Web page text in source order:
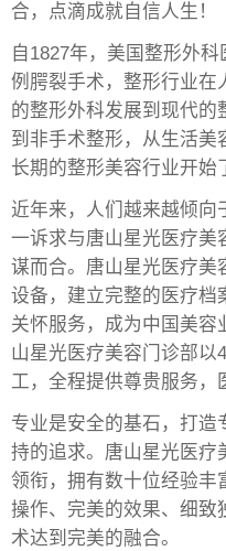
合，点滴成就自信人生！
自1827年，美国整形外
例腭裂手术，整形行业在
的整形外科发展到现代
到非手术整形，从生活美
长期的整形美容行业开始
近年来，人们越来越倾向
一诉求与唐山星光医疗美
谋而合。唐山星光医疗美
设备，建立完整的医疗档
关怀服务，成为中国美容
山星光医疗美容门诊部以
工，全程提供尊贵服务，
专业是安全的基石，打造
持的追求。唐山星光医疗
领衔，拥有数十位经验丰
操作、完美的效果、细致
术达到完美的融合。